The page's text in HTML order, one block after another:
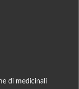
di medicinali